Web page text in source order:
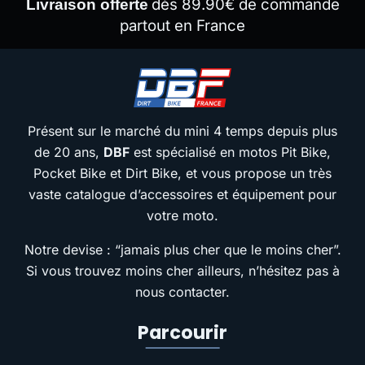
Livraison offerte dès 89.90€ de commande
partout en France
Présent sur le marché du mini 4 temps depuis plus
de 20 ans, DBF est spécialisé en motos Pit Bike,
Pocket Bike et Dirt Bike, et vous propose un très
vaste catalogue d’accessoires et équipement pour
votre moto.
Notre devise : “jamais plus cher que le moins cher”.
Si vous trouvez moins cher ailleurs, n’hésitez pas à
nous contacter.
Parcourir